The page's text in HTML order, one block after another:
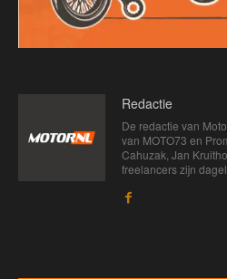
Redactie
De redactie van
van MOTO73 en
Cahuzak, Jan
freelancers zijn